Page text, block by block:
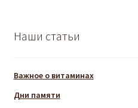
Наши статьи
Важное о витаминах
Дни памяти